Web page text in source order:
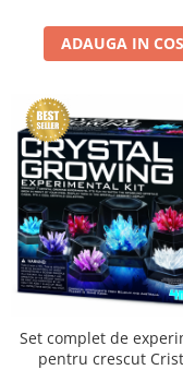
ADAUGA IN COS
Set complet de
pentru crescut